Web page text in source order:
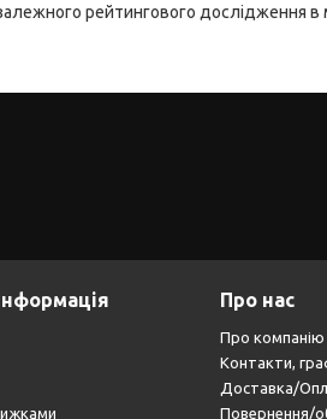
рейтингового дослідження в
Про нас
Про компанію
Контакти,
Доставка/
Повернення/